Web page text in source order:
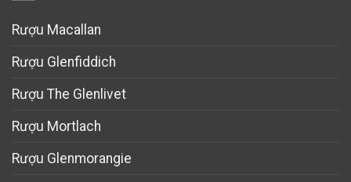
Rượu Macallan
Rượu Glenfiddich
Rượu The Glenlivet
Rượu Mortlach
Rượu Glenmorangie